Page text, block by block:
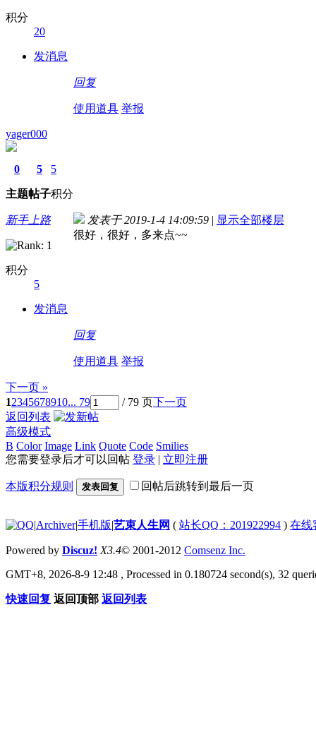
积分
20
发消息
回复
使用道具 举报
yager000
0
主题
5
帖子
5
积分
新手上路
积分
5
发消息
发表于 2019-1-4 14:09:59 | 显示全部楼层
很好，很好，多来点~~
回复
使用道具 举报
下一页 »
12345678910... 79 / 79 页下一页
返回列表
高级模式
B Color Image Link Quote Code Smilies
您需要登录后才可以回帖 登录 | 立即注册
本版积分规则 发表回复 回帖后跳转到最后一页
|Archiver|手机版|艺束人生网 ( 站长QQ：201922994 ) 在线
Powered by Discuz! X3.4© 2001-2012 Comsenz Inc.
GMT+8, 2026-8-9 12:48 , Processed in 0.180724 second(s), 32
快速回复 返回顶部 返回列表